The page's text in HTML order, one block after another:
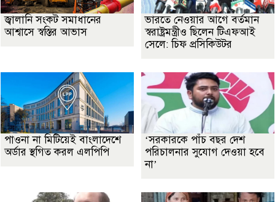
জ্বালানি সংকট সমাধানের
আশ্বাসে স্বস্তির আভাস
ভারতে নেওয়ার আগে বর্তমান
স্বরাষ্ট্রমন্ত্রীও ছিলেন টিএফআই
সেলে: চিফ প্রসিকিউটর
পাওনা না মিটিয়েই বাংলাদেশে
অর্ডার স্থগিত করল এলপিপি
‘সরকারকে পাঁচ বছর দেশ
পরিচালনার সুযোগ দেওয়া হবে
না’